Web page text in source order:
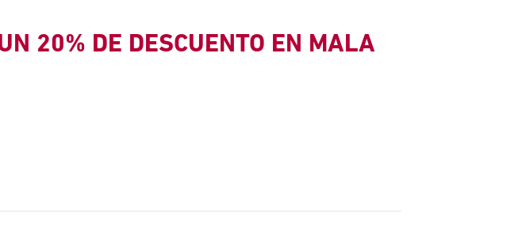
20% DE DESCUENTO EN MALA